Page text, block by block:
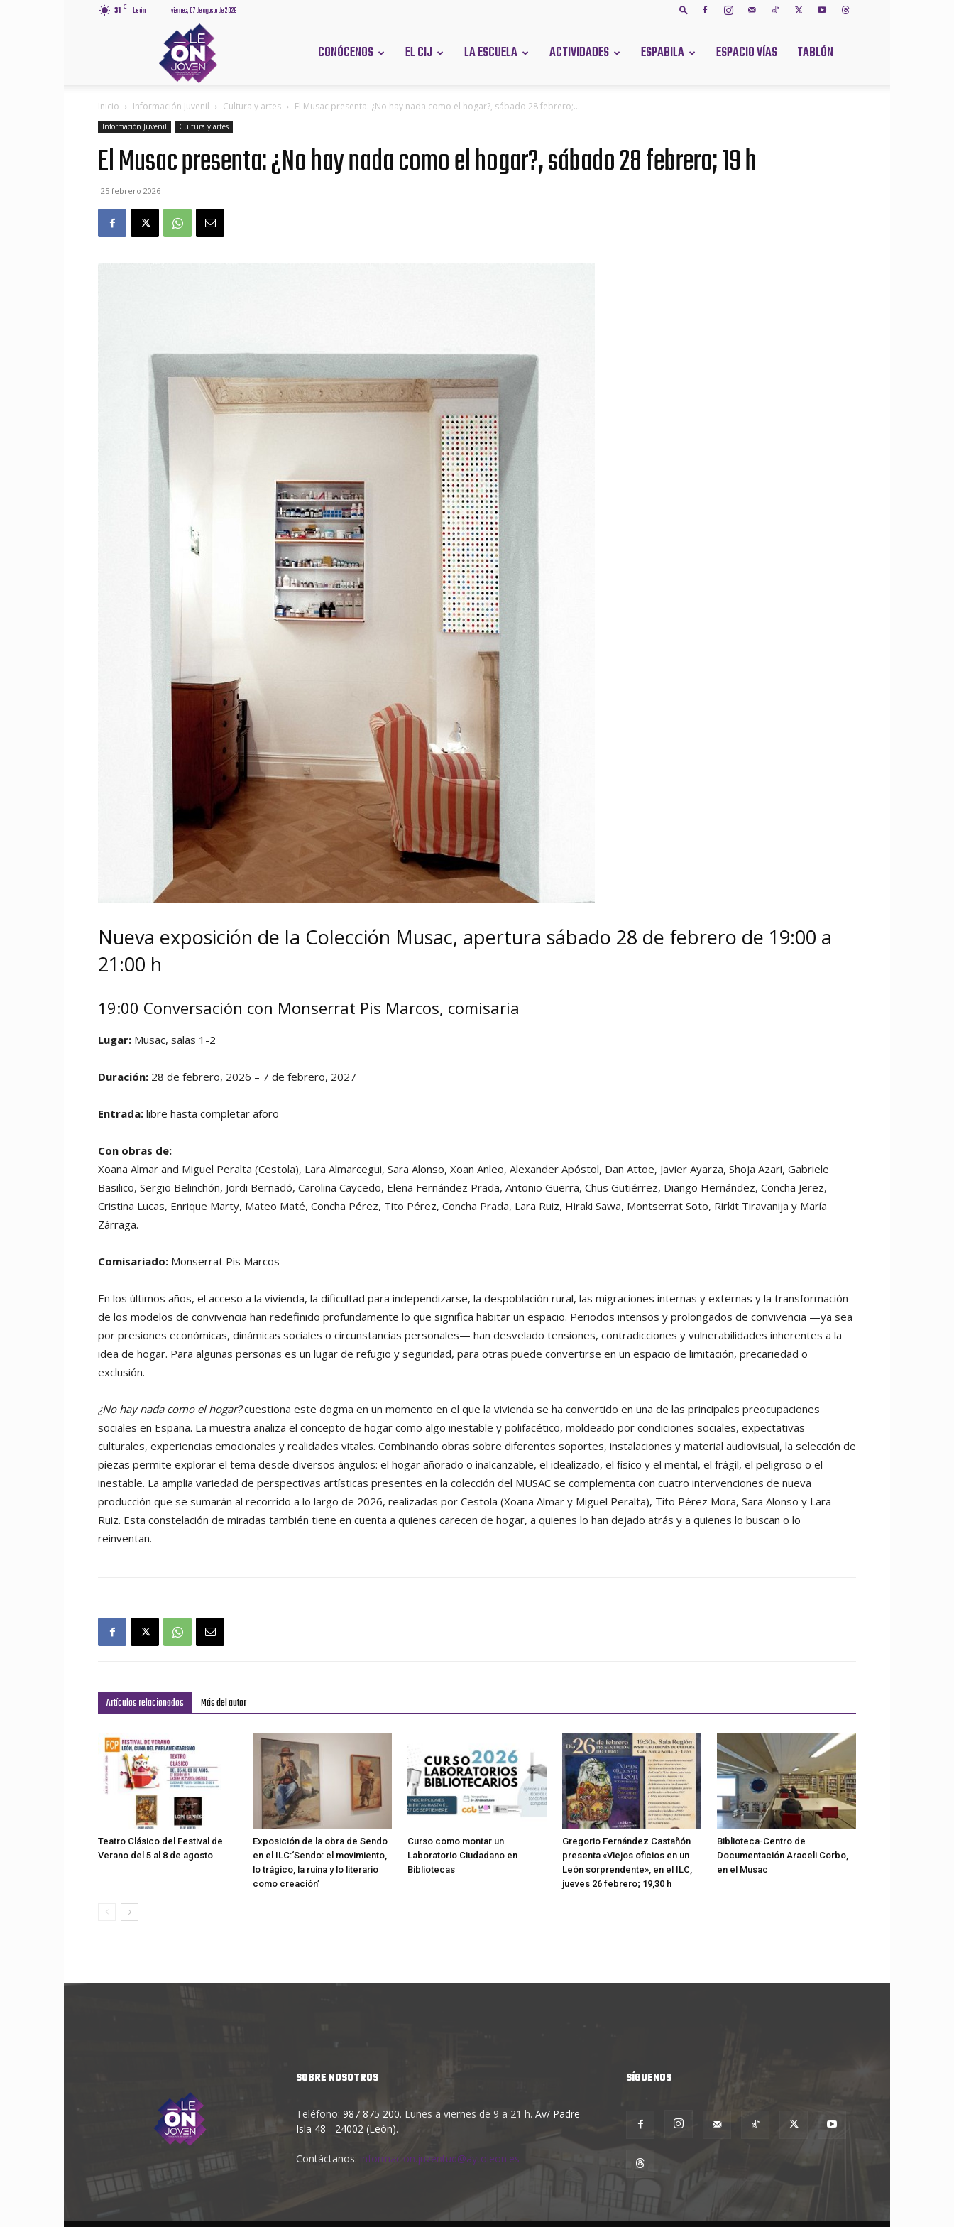
31 C León viernes, 07 de agosto de 2026
LeónjovenCONÓCENOS EL CIJ LA ESCUELA ACTIVIDADES ESPABILA ESPACIO VÍAS TABLÓN
Inicio Información Juvenil Cultura y artes El Musac presenta: ¿No hay nada como el hogar?, sábado 28 febrero;...
Información Juvenil Cultura y artes
El Musac presenta: ¿No hay nada como el hogar?, sábado 28 febrero; 19 h
25 febrero 2026
Nueva exposición de la Colección Musac, apertura sábado 28 de febrero de 19:00 a
21:00 h
19:00 Conversación con Monserrat Pis Marcos, comisaria
Lugar: Musac, salas 1-2
Duración: 28 de febrero, 2026 – 7 de febrero, 2027
Entrada: libre hasta completar aforo
Con obras de:
Xoana Almar and Miguel Peralta (Cestola), Lara Almarcegui, Sara Alonso, Xoan Anleo, Alexander Apóstol, Dan Attoe, Javier Ayarza, Shoja Azari, Gabriele
Basilico, Sergio Belinchón, Jordi Bernadó, Carolina Caycedo, Elena Fernández Prada, Antonio Guerra, Chus Gutiérrez, Diango Hernández, Concha Jerez,
Cristina Lucas, Enrique Marty, Mateo Maté, Concha Pérez, Tito Pérez, Concha Prada, Lara Ruiz, Hiraki Sawa, Montserrat Soto, Rirkit Tiravanija y María
Zárraga.
Comisariado: Monserrat Pis Marcos
En los últimos años, el acceso a la vivienda, la dificultad para independizarse, la despoblación rural, las migraciones internas y externas y la transformación
de los modelos de convivencia han redefinido profundamente lo que significa habitar un espacio. Periodos intensos y prolongados de convivencia —ya sea
por presiones económicas, dinámicas sociales o circunstancias personales— han desvelado tensiones, contradicciones y vulnerabilidades inherentes a la
idea de hogar. Para algunas personas es un lugar de refugio y seguridad, para otras puede convertirse en un espacio de limitación, precariedad o
exclusión.
¿No hay nada como el hogar?cuestiona este dogma en un momento en el que la vivienda se ha convertido en una de las principales preocupaciones
sociales en España. La muestra analiza el concepto de hogar como algo inestable y polifacético, moldeado por condiciones sociales, expectativas
culturales, experiencias emocionales y realidades vitales. Combinando obras sobre diferentes soportes, instalaciones y material audiovisual, la selección de
piezas permite explorar el tema desde diversos ángulos: el hogar añorado o inalcanzable, el idealizado, el físico y el mental, el frágil, el peligroso o el
inestable. La amplia variedad de perspectivas artísticas presentes en la colección del MUSAC se complementa con cuatro intervenciones de nueva
producción que se sumarán al recorrido a lo largo de 2026, realizadas por Cestola (Xoana Almar y Miguel Peralta), Tito Pérez Mora, Sara Alonso y Lara
Ruiz. Esta constelación de miradas también tiene en cuenta a quienes carecen de hogar, a quienes lo han dejado atrás y a quienes lo buscan o lo
reinventan.
Artículos relacionados Más del autor
Teatro Clásico del Festival de
Verano del 5 al 8 de agosto
Exposición de la obra de Sendo
en el ILC:‘Sendo: el movimiento,
lo trágico, la ruina y lo literario
como creación’
Curso como montar un
Laboratorio Ciudadano en
Bibliotecas
Gregorio Fernández Castañón
presenta «Viejos oficios en un
León sorprendente», en el ILC,
jueves 26 febrero; 19,30 h
Biblioteca-Centro de
Documentación Araceli Corbo,
en el Musac
SOBRE NOSOTROS
Teléfono: 987 875 200. Lunes a viernes de 9 a 21 h. Av/ Padre
Isla 48 - 24002 (León).
Contáctanos: informacion.juventud@aytoleon.es
SÍGUENOS